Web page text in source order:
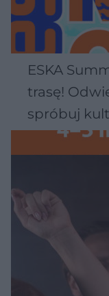
ESKA
trasę!
spróbuj
Wawelu